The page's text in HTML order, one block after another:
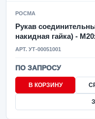
РОСМА
Рукав
накидная гайка) -
АРТ. УТ-00051001
ПО ЗАПРОСУ
В КОРЗИНУ